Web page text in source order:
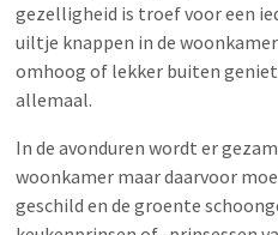
gezelligheid is troef voor een
uiltje knappen in de
omhoog of lekker buiten
allemaal.
In de avonduren wordt er
woonkamer maar daarvoor
geschild en de groente